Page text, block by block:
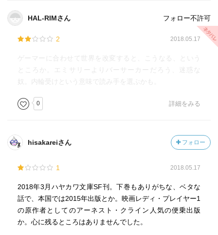
HAL-RIMさん フォロー不許可
2 2018.05.17
ゲーマーに合わせて世界を改変すると、こうなる、という
ところか。エミサリーよりバーサーカーだろう、迷惑な
奴。内輪受けという意味で読み手を選ぶかも。
0 詳細をみる
hisakareiさん フォロー
1 2018.05.17
2018年3月ハヤカワ文庫SF刊。下巻もありがちな、ベタな
話で、本国では2015年出版とか。映画レディ・プレイヤー1
の原作者としてのアーネスト・クライン人気の便乗出版
か。心に残るところはありませんでした。